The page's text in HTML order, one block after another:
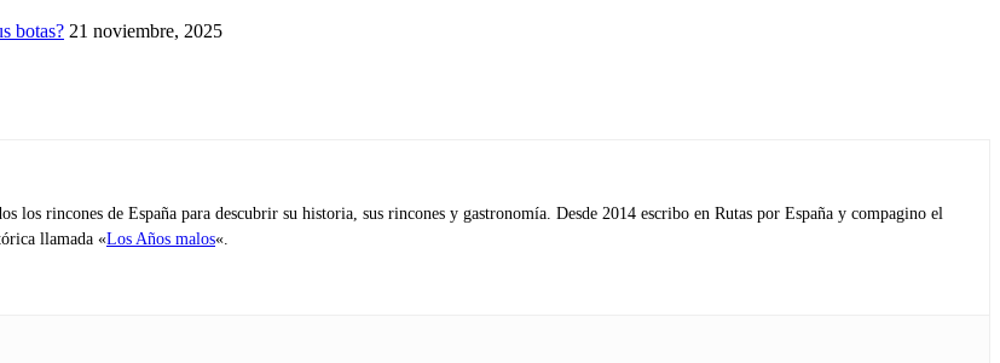
botas? 21 noviembre, 2025
rincones de España para descubrir su historia, sus rincones y gastronomía. Desde 2014 escribo en Rutas por España y compagino el
llamada «Los Años malos«.